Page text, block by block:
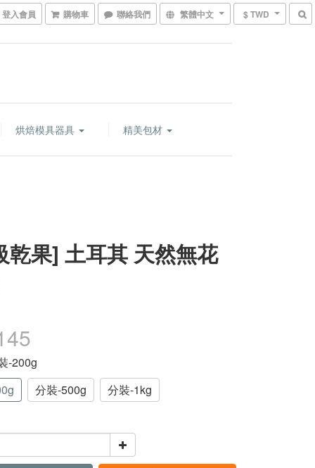
登入會員 購物車 聯絡我們 繁體中文 $ TWD
烘焙模具器具 精美包材
乾果] 土耳其 天然無花
-200g
分裝-500g 分裝-1kg